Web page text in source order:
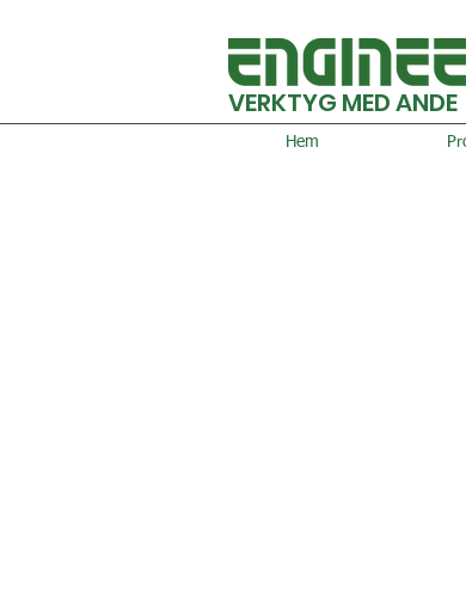
VERKTYG MED ANDE
Hem